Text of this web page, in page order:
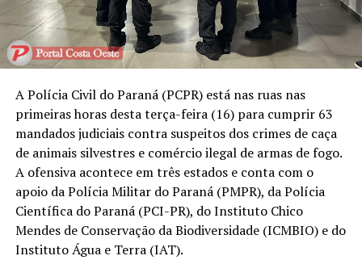
A Polícia Civil do Paraná (PCPR) está nas ruas nas
primeiras horas desta terça-feira (16) para cumprir 63
mandados judiciais contra suspeitos dos crimes de caça
de animais silvestres e comércio ilegal de armas de fogo.
A ofensiva acontece em três estados e conta com o
apoio da Polícia Militar do Paraná (PMPR), da Polícia
Científica do Paraná (PCI-PR), do Instituto Chico
Mendes de Conservação da Biodiversidade (ICMBIO) e do
Instituto Água e Terra (IAT).